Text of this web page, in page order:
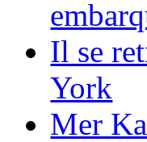
Il se
York
Mer